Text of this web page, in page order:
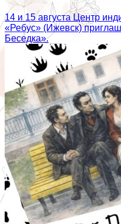
14 и 15 августа Центр
«Ребус» (Ижевск)
Беседка».